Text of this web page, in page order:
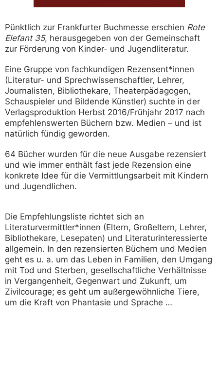
Pünktlich zur Frankfurter Buchmesse erschien Rote
Elefant 35, herausgegeben von der Gemeinschaft
zur Förderung von Kinder- und Jugendliteratur.
Eine Gruppe von fachkundigen Rezensent*innen
(Literatur- und Sprechwissenschaftler, Lehrer,
Journalisten, Bibliothekare, Theaterpädagogen,
Schauspieler und Bildende Künstler) suchte in der
Verlagsproduktion Herbst 2016/Frühjahr 2017 nach
empfehlenswerten Büchern bzw. Medien – und ist
natürlich fündig geworden.
64 Bücher wurden für die neue Ausgabe rezensiert
und wie immer enthält fast jede Rezension eine
konkrete Idee für die Vermittlungsarbeit mit Kindern
und Jugendlichen.
Die Empfehlungsliste richtet sich an
Literaturvermittler*innen (Eltern, Großeltern, Lehrer,
Bibliothekare, Lesepaten) und Literaturinteressierte
allgemein. In den rezensierten Büchern und Medien
geht es u. a. um das Leben in Familien, den Umgang
mit Tod und Sterben, gesellschaftliche Verhältnisse
in Vergangenheit, Gegenwart und Zukunft, um
Zivilcourage; es geht um außergewöhnliche Tiere,
um die Kraft von Phantasie und Sprache …